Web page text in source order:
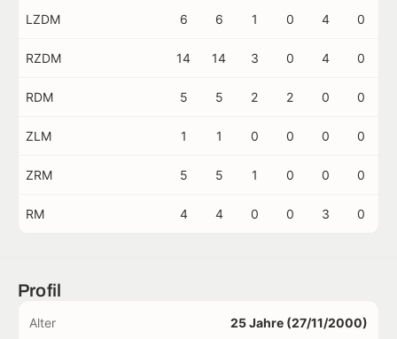
LZDM 6 6 1 0 4 0
RZDM 14 14 3 0 4 0
RDM 5 5 2 2 0 0
ZLM 1 1 0 0 0 0
ZRM 5 5 1 0 0 0
RM 4 4 0 0 3 0
Profil
Alter 25 Jahre (27/11/2000)